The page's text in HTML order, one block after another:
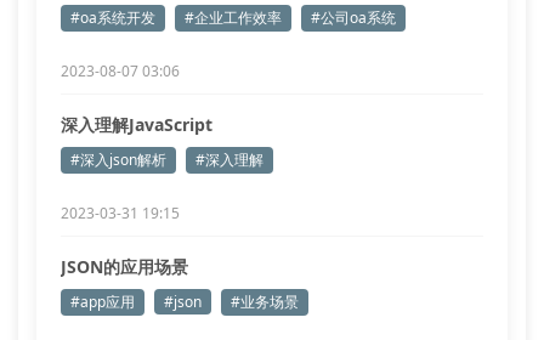
#oa系统开发 #企业工作效率 #公司oa系统
2023-08-07 03:06
深入理解JavaScript
#深入json解析 #深入理解
2023-03-31 19:15
JSON的应用场景
#app应用 #json #业务场景